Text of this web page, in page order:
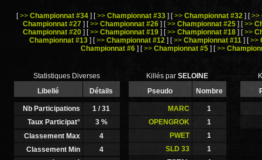
[>> Championnat #34 ] [>> Championnat #33 ] [>> Championnat #32 ] [>>
Championnat #27 ] [>>Championnat #26 ] [>>Championnat #25 ] [>>
Championnat #20 ] [>>Championnat #19 ] [>>Championnat #18 ] [>>
Championnat #13 ] [>>Championnat #12 ] [>>Championnat #11 ] [>>
Championnat #6 ] [>> Championnat #5 ] [>>
Statistiques Diverses
Libellé
Détails
Nb Participations 1 / 31
Taux Participat°
3 %
Classement Max
4
Classement Min
4
Killés parSELOINE
Pseudo
Nombre
MARC
1
OPENGROK
1
PWET
1
SLD 33
1